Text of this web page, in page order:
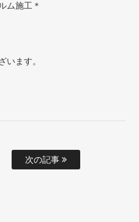
ム施工＊
います。
次の記事